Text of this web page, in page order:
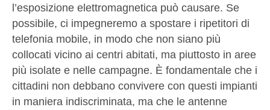
l’esposizione elettromagnetica può causare. Se
possibile, ci impegneremo a spostare i ripetitori di
telefonia mobile, in modo che non siano più
collocati vicino ai centri abitati, ma piuttosto in aree
più isolate e nelle campagne. È fondamentale che i
cittadini non debbano convivere con questi impianti
in maniera indiscriminata, ma che le antenne